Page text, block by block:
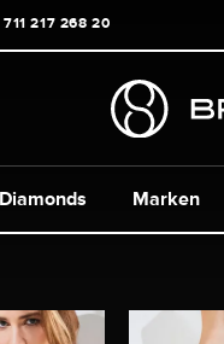
711 217 268 20
Diamonds Marken